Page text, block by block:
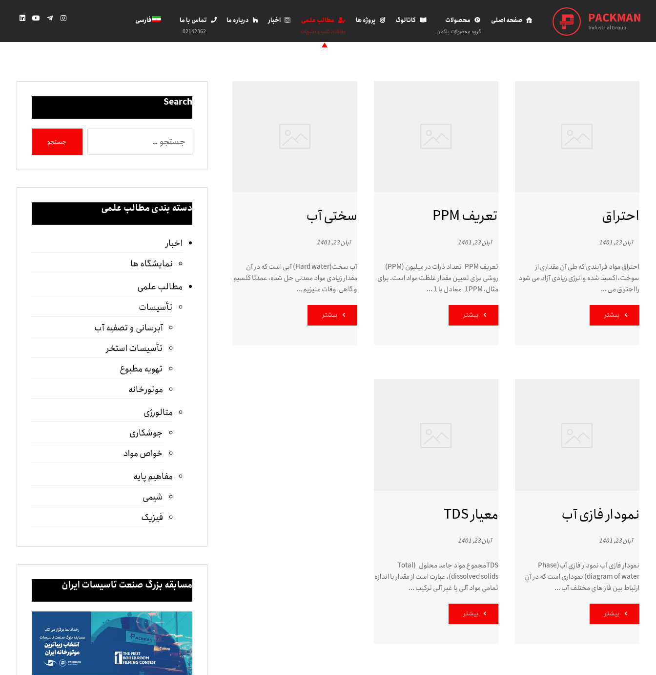
صفحه اصلی محصولات
گروه محصولات پاکمن
کاتالوگ پروژه ها مطالب علمی
مقالات، کتب و نشریات
اخبار درباره ما تماس با ما
02142362
فارسی
احتراق
آبان 23, 1401
احتراق مواد فرآیندی که طی آن مقداری از
سوخت، اکسید شده و انرژی زیادی آزاد می شود
را احتراق می ...
بیشتر
تعریف PPM
آبان 23, 1401
تعریف PPM تعداد ذرات در میلیون (PPM)
روشی برای تعیین مقدار غلظت مواد است. برای
مثال، 1PPM معادل با 1 ...
بیشتر
سختی آب
آبان 23, 1401
آب سخت(Hard water) آبی است که در آن
مقدار زیادی مواد معدنی حل شده، عمدتا کلسیم
و گاهی اوقات منیزیم ...
بیشتر
نمودار فازی آب
آبان 23, 1401
نمودار فازی آب نمودار فازی آب(Phase
diagram of water) نموداری است که در آن
ارتباط بین فاز های مختلف آب ...
بیشتر
معیار TDS
آبان 23, 1401
TDSمجموع مواد جامد محلول (Total
dissolved solids)، عبارت است از مقدار یا اندازه
تمامی مواد آلی یا غیر آلی ترکیب ...
بیشتر
Search
دسته بندی مطالب علمی
اخبار
نمایشگاه ها
مطالب علمی
تأسیسات
آبرسانی و تصفیه آب
تأسیسات استخر
تهویه مطبوع
موتورخانه
متالورژی
جوشکاری
خواص مواد
مفاهیم پایه
شیمی
فیزیک
مسابقه بزرگ صنعت تاسیسات ایران